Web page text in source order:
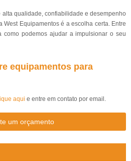
qualidade, confiabilidade e desempenho
Equipamentos é a escolha certa. Entre
como podemos ajudar a impulsionar o seu
equipamentos para
aqui e entre em contato por email.
um orçamento